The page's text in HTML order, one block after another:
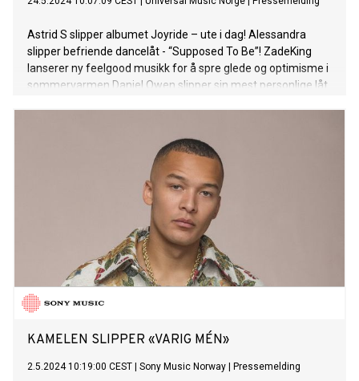
Astrid S slipper albumet Joyride – ute i dag! Alessandra
slipper befriende dancelåt - “Supposed To Be”! ZadeKing
lanserer ny feelgood musikk for å spre glede og optimisme i
sommervarmen Daniel Owen slipper sin mest personlige låt
Grammy-vinner og superstjerne Nelly Furtado er i dag ute
med ny musikk sammen med Tove Lo og SG Lewis. "Love
Bites" er skrevet av Furtado sammen med Lo og SG Lewis,
og produsert av sistnevnte.“I felt called back to music from
the DJ community. DJs were remixing my songs at concerts,
clubs, and on social media, and I realized how much people
like to dance and escape to my music. It’s the healthiest vice
you can have, and I love the opportunity to write music that
lets people escape more than anything” - Nelly Furtado. I dag
slapp Imagine Dragons den nye låten “Nice To Meet You”.
Låten blir å finne på deres nye album LOOM som er ute 28.
KAMELEN SLIPPER «VARIG MÉN»
2.5.2024 10:19:00 CEST Sony Music Norway Pressemelding